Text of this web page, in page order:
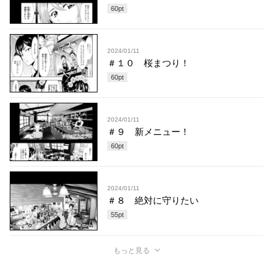
60pt
2024/01/11
＃１０ 桜まつり！
60pt
2024/01/11
＃９ 新メニュー！
60pt
2024/01/11
＃８ 絶対に守りたい
55pt
もっと見る